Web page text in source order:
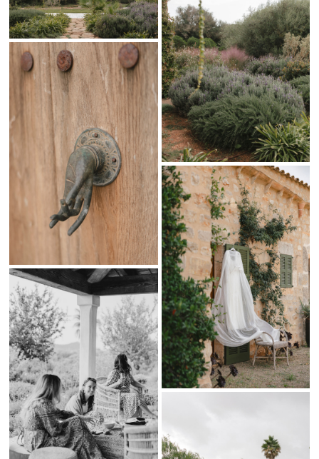
Una Boda de Ensueño en Mallorca
La celebración se llevó a cabo en un entorno espectacular en
Mallorca
, rodeado de paisajes impresionantes. El ambiente
creado fue único y lleno de magia.
La organización, a cargo de Mallorca Boutique Weddings, logró
crear un evento perfectamente planificado. Cada detalle fue
cuidado al máximo, desde la decoración hasta la elección del
catering.
Tap Catering, con su propuesta gastronómica exquisita, fue el
encargado de ofrecer una comida deliciosa. Sus platos de calidad
deleitaron a todos los presentes, combinando perfectamente con
el entorno.
Fotografía de Bodas en San Sebastián y Destinos
Especiales
Cada boda tiene su propia esencia. Mi objetivo comofotógrafo de
bodas en San Sebastiánes capturar esos momentos únicos que
definen el día más importante de tu vida.
Si buscas un reportaje de boda auténtico y elegante en
Sebastián,Mallorcao cualquier otro destino, estaré encantado de
documentar tu historia. Mis fotografías inmortalizarán esos
momentos especiales que nunca olvidarás.